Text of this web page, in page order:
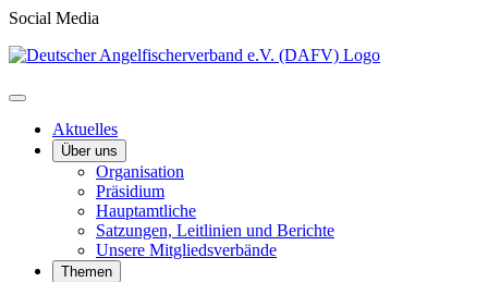
Social Media
Aktuelles
Über uns
Organisation
Präsidium
Hauptamtliche
Satzungen, Leitlinien und Berichte
Unsere Mitgliedsverbände
Themen